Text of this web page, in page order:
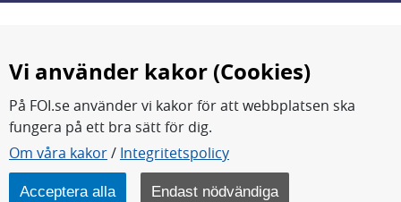
FOI forskar för en säkrare värld.
FOI:s kärnverksamhet är forskning, metod- och
teknikutveckling samt analyser och studier.
Vi använder kakor (Cookies)
På FOI.se använder vi kakor för att webbplatsen ska
fungera på ett bra sätt för dig.
Om våra kakor/ Integritetspolicy
Acceptera alla Endast nödvändiga